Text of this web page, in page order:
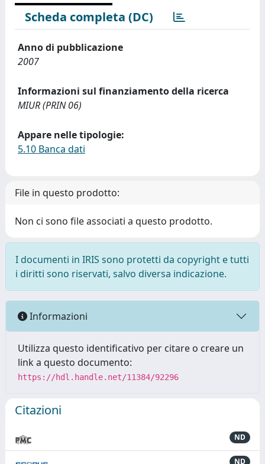
Scheda completa (DC)
Anno di pubblicazione
2007
Informazioni sul finanziamento della ricerca
MIUR (PRIN 06)
Appare nelle tipologie:
5.10 Banca dati
File in questo prodotto:
Non ci sono file associati a questo prodotto.
I documenti in IRIS sono protetti da copyright e tutti
i diritti sono riservati, salvo diversa indicazione.
Informazioni
Utilizza questo identificativo per citare o creare un
link a questo documento:
https://hdl.handle.net/11384/92296
Citazioni
ND
ND